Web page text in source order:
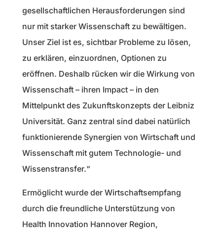
gesellschaftlichen Herausforderungen sind
nur mit starker Wissenschaft zu bewältigen.
Unser Ziel ist es, sichtbar Probleme zu lösen,
zu erklären, einzuordnen, Optionen zu
eröffnen. Deshalb rücken wir die Wirkung von
Wissenschaft – ihren Impact – in den
Mittelpunkt des Zukunftskonzepts der Leibniz
Universität. Ganz zentral sind dabei natürlich
funktionierende Synergien von Wirtschaft und
Wissenschaft mit gutem Technologie- und
Wissenstransfer.“
Ermöglicht wurde der Wirtschaftsempfang
durch die freundliche Unterstützung von
Health Innovation Hannover Region,